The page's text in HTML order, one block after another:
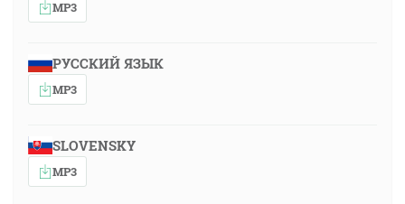
MP3
РУССКИЙ ЯЗЫК
MP3
SLOVENSKY
MP3